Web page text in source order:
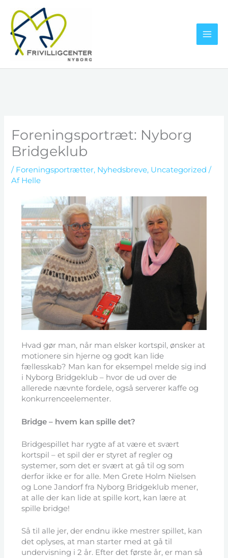
indholdet
Foreningsportræt: Nyborg
Bridgeklub
/ Foreningsportrætter, Nyhedsbreve, Uncategorized /
Af Helle
Hvad gør man, når man elsker kortspil, ønsker at
motionere sin hjerne og godt kan lide
fællesskab? Man kan for eksempel melde sig ind
i Nyborg Bridgeklub – hvor de ud over de
allerede nævnte fordele, også serverer kaffe og
konkurrenceelementer.
Bridge – hvem kan spille det?
Bridgespillet har rygte af at være et svært
kortspil – et spil der er styret af regler og
systemer, som det er svært at gå til og som
derfor ikke er for alle. Men Grete Holm Nielsen
og Lone Jandorf fra Nyborg Bridgeklub mener,
at alle der kan lide at spille kort, kan lære at
spille bridge!
Så til alle jer, der endnu ikke mestrer spillet, kan
det oplyses, at man starter med at gå til
undervisning i 2 år. Efter det første år, er man så